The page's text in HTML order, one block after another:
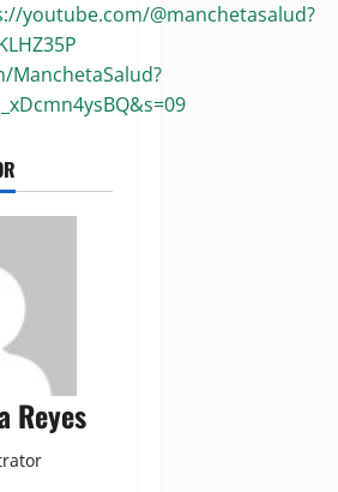
youtube.com/@manchetasalud?
ManchetaSalud?
Reyes